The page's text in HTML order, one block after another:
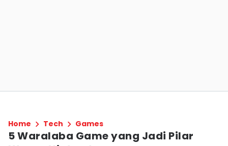
Home Tech Games
5 Waralaba Game yang Jadi Pilar